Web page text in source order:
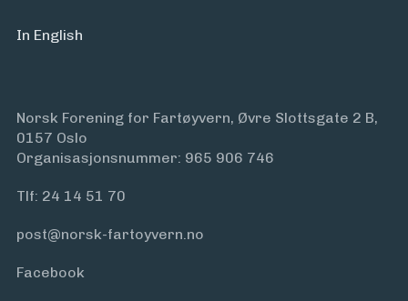
In English
Norsk Forening for Fartøyvern, Øvre Slottsgate 2 B,
0157 Oslo
Organisasjonsnummer: 965 906 746
Tlf: 24 14 51 70
post@norsk-fartoyvern.no
Facebook